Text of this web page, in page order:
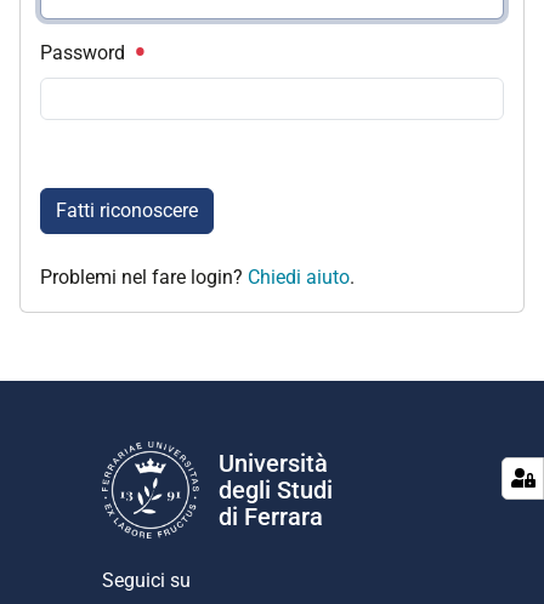
Password
Fatti riconoscere
Problemi nel fare login? Chiedi aiuto.
Università
degli Studi
di Ferrara
Seguici su